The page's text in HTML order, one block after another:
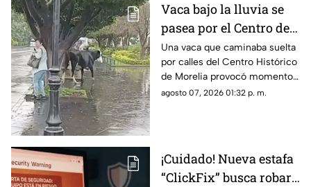
conocido como “El Guardián
de las Monarcas”, el cual fue
entregado a su hijo, Homero
Gómez Valencia, en la ciudad
de Morelia.
Vaca bajo la lluvia se
pasea por el Centro de
Morelia y asusta a una
mujer
Una vaca que caminaba suelta
por calles del Centro Histórico
de Morelia provocó momentos
de sorpresa y susto entre
Niños Héroes.
agosto 07, 2026 01:32 p. m.
¡Cuidado! Nueva estafa
“ClickFix” busca robar